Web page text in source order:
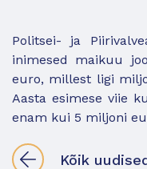
Politsei- ja
inimesed maikuu
euro, millest ligi
Aasta esimese viie
enam kui 5 miljoni
Kõik